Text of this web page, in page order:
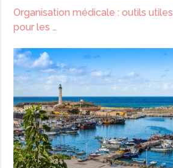
Organisation médicale : outils utiles
pour les …